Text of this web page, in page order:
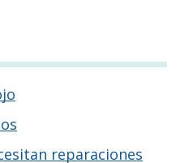
reparaciones